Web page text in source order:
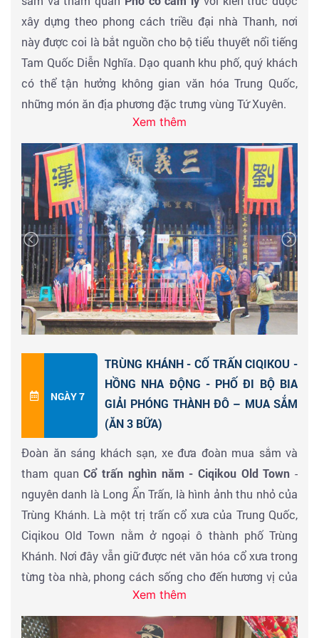
xây dựng theo phong cách triều đại nhà Thanh, nơi
này được coi là bắt nguồn cho bộ tiểu thuyết nổi tiếng
Tam Quốc Diễn Nghĩa. Dạo quanh khu phố, quý khách
có thể tận hưởng không gian văn hóa Trung Quốc,
những món ăn địa phương đặc trưng vùng Tứ Xuyên.
Đoàn dúng bữa trưa tại nhà hàng. Sau bữa trưa đoàn
tham quan chùa Đại Từ. Tiếp đó tham quan và tư do
mua sắm tạiPhố đi bộ Thái Cổ Lý– khu phố đông đúc
và tấp nập những mặt hàng lưu niệm và những món
ăn mang đậm chất ẩm thực đường phố Trung Hoa.
Sau bữa tối. Đoàn khởi hành về Trùng Khánh – Ăn tối,
nhận phòng khách sạn nghỉ ngơi. Tự do khám phá
Trùng Khánh về đêm.
Xem thêm
NGÀY 7
TRÙNG KHÁNH - CỐ TRẤN CIQIKOU -
HỒNG NHA ĐỘNG - PHỐ ĐI BỘ BIA
GIẢI PHÓNG THÀNH ĐÔ – MUA SẮM
(ĂN 3 BỮA)
Đoàn ăn sáng khách sạn, xe đưa đoàn mua sắm và
tham quanCổ trấn nghìn năm - Ciqikou Old Town -
nguyên danh là Long Ẩn Trấn, là hình ảnh thu nhỏ của
Trùng Khánh. Là một trị trấn cổ xưa của Trung Quốc,
Ciqikou Old Town nằm ở ngoại ô thành phố Trùng
Khánh. Nơi đây vẫn giữ được nét văn hóa cổ xưa trong
từng tòa nhà, phong cách sống cho đến hương vị của
món ăn. Hiện tại, Ciqikou Old Town là điểm tham quan
hấp dẫn ở Trùng Khánh và trở thành trung tâm thương
Xem thêm